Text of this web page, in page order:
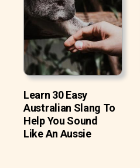
Learn 30 Easy
Australian Slang To
Help You Sound
Like An Aussie